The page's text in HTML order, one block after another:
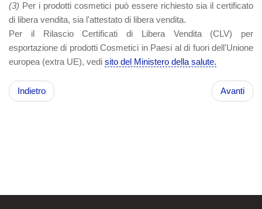
(3) Per i prodotti cosmetici può essere richiesto sia il certificato
di libera vendita, sia l'attestato di libera vendita.
Per il Rilascio Certificati di Libera Vendita (CLV) per
esportazione di prodotti Cosmetici in Paesi al di fuori dell'Unione
europea (extra UE), vedi sito del Ministero della salute.
Indietro Avanti